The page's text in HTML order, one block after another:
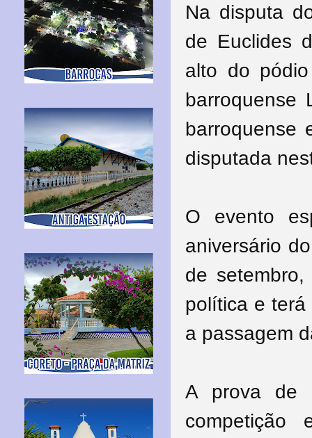
Na disputa
de Euclides
alto do
barroquense
barroquense
disputada
O evento
aniversário
de
política e
a passagem
A prova de
competição